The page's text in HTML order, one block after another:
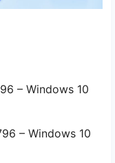
– Windows 10
– Windows 10